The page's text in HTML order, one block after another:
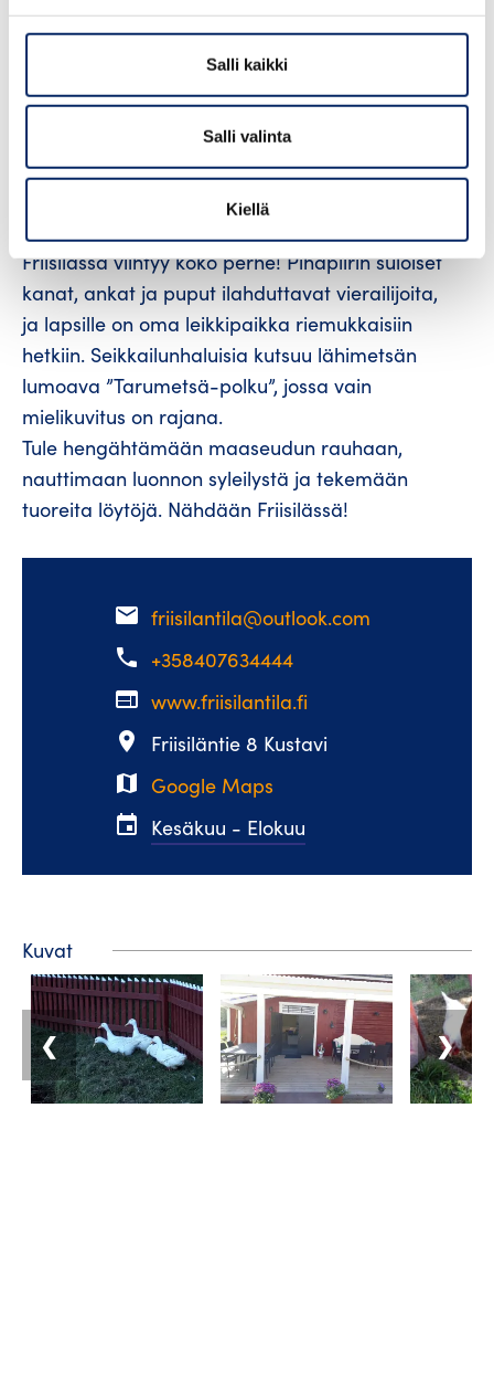
Salli kaikki
Salli valinta
Kiellä
Kesäkahvilamme kutsuu nauttimaan
herkullisista hetkistä, ja kesäsesongin kruunaa
maistuva kotiruokalounaamme.
Tilapuodistamme löydät parhaat maut suoraan
omilta pelloiltamme: tarjolla on tuoreita
perunoita, vihanneksia, makeita marjoja ja
loistavia kesäkukkia. Valikoimaa täydentävät
tarkoin valitut lähialueen tuottajien herkut.
Friisilässä viihtyy koko perhe! Pihapiirin suloiset
kanat, ankat ja puput ilahduttavat vierailijoita,
ja lapsille on oma leikkipaikka riemukkaisiin
hetkiin. Seikkailunhaluisia kutsuu lähimetsän
lumoava ”Tarumetsä-polku”, jossa vain
mielikuvitus on rajana.
Tule hengähtämään maaseudun rauhaan,
nauttimaan luonnon syleilystä ja tekemään
tuoreita löytöjä. Nähdään Friisilässä!
email friisilantila@outlook.com
phone +358407634444
web www.friisilantila.fi
place
Friisiläntie 8 Kustavi
map Google Maps
event Kesäkuu - Elokuu
Kuvat
❮ ❯